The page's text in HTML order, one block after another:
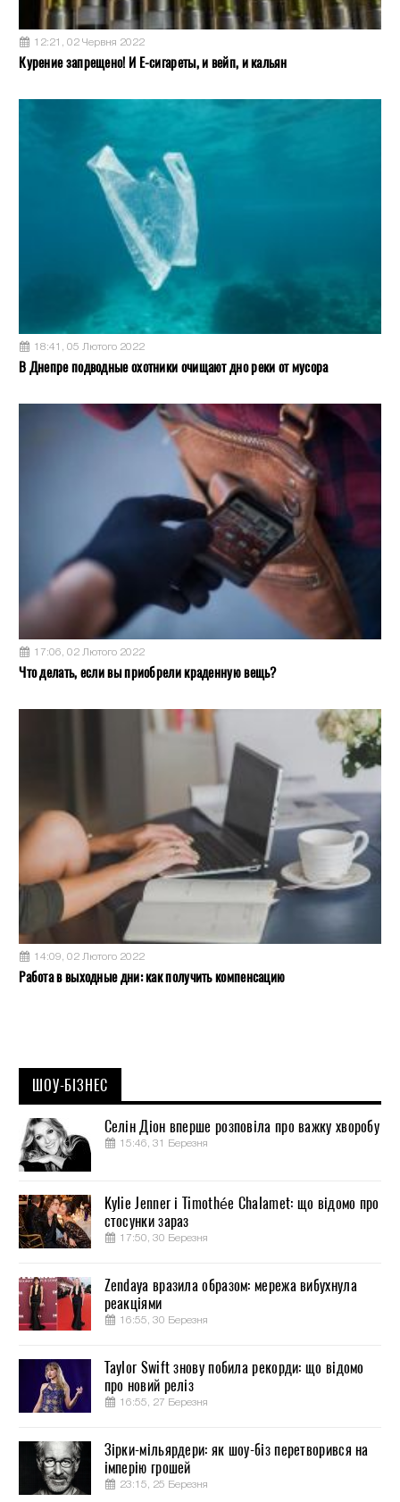
12:21, 02 Червня 2022
Курение запрещено! И Е-сигареты, и вейп, и кальян
18:41, 05 Лютого 2022
В Днепре подводные охотники очищают дно реки от мусора
17:06, 02 Лютого 2022
Что делать, если вы приобрели краденную вещь?
14:09, 02 Лютого 2022
Работа в выходные дни: как получить компенсацию
ШОУ-БІЗНЕС
Селін Діон вперше розповіла про важку хворобу
15:46, 31 Березня
Kylie Jenner і Timothée Chalamet: що відомо про
стосунки зараз
17:50, 30 Березня
Zendaya вразила образом: мережа вибухнула
реакціями
16:55, 30 Березня
Taylor Swift знову побила рекорди: що відомо
про новий реліз
16:55, 27 Березня
Зірки-мільярдери: як шоу-біз перетворився на
імперію грошей
23:15, 25 Березня